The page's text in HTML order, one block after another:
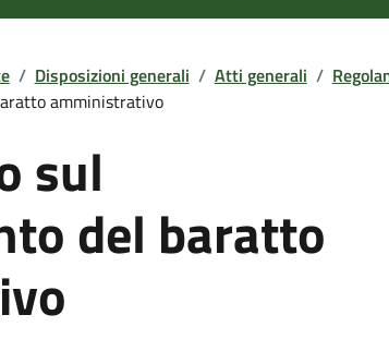
/ Disposizioni generali / Atti generali /
amministrativo
sul
del baratto